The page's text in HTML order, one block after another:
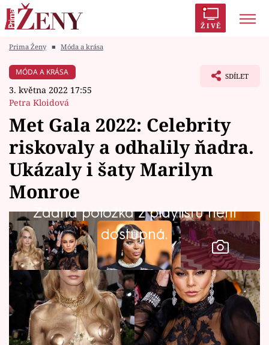
ŽIVĚ
Módní alarm
Témata
Celebrity
Vztahy
Seriály
Horoskopy
Sledujte prima+
Filmový festival Karlovy Vary
Prima Ženy ■ Móda a krása
MÓDA A KRÁSA
3. května 2022 17:55
Petra Kloidová
SDÍLET
Met Gala 2022: Celebrity
riskovaly a odhalily ňadra.
Ukázaly i šaty Marilyn
Monroe
Žádná položka z playlistu není
dostupná.
Celebrity se na módních Oscarech rozhodly
riskovat. Po osmi měsících se znovu potkaly,
aby oslavily svátek módy v těch